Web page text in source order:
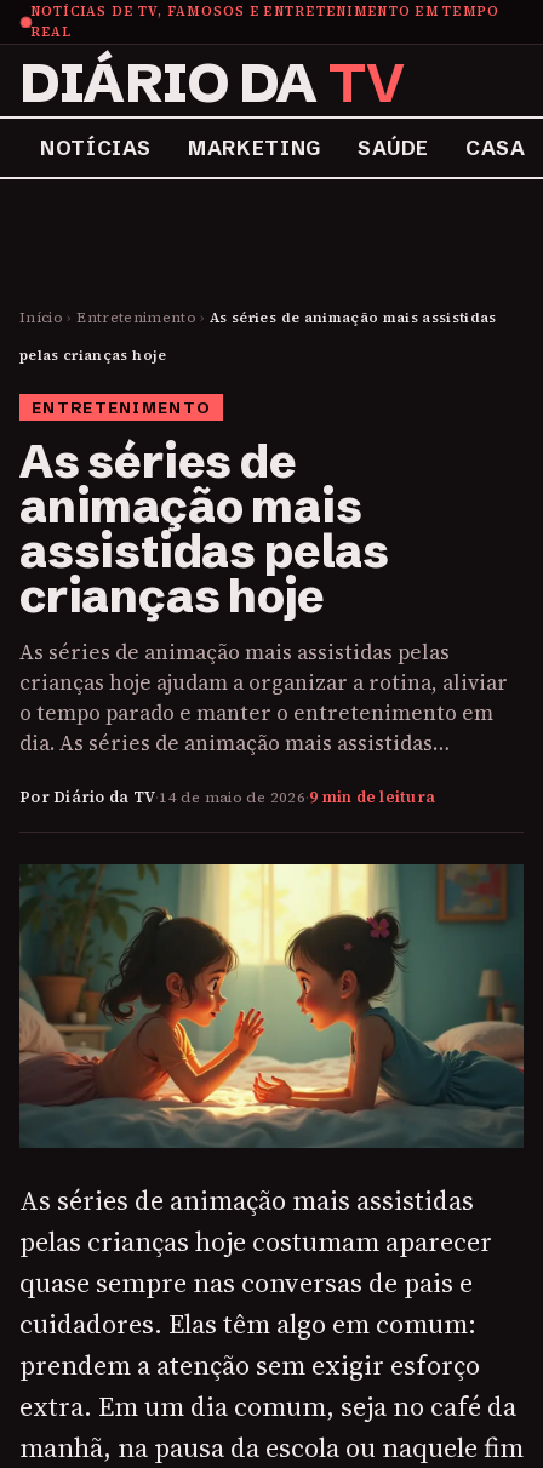
NOTÍCIAS DE TV, FAMOSOS E ENTRETENIMENTO EM TEMPO
REAL
DIÁRIO DATV
NOTÍCIAS MARKETING SAÚDE CASA
Início › Entretenimento › As séries de animação mais assistidas
pelas crianças hoje
ENTRETENIMENTO
As séries de
animação mais
assistidas pelas
crianças hoje
As séries de animação mais assistidas pelas
crianças hoje ajudam a organizar a rotina, aliviar
o tempo parado e manter o entretenimento em
dia. As séries de animação mais assistidas…
Por Diário da TV·14 de maio de 2026·9 min de leitura
As séries de animação mais assistidas
pelas crianças hoje costumam aparecer
quase sempre nas conversas de pais e
cuidadores. Elas têm algo em comum:
prendem a atenção sem exigir esforço
extra. Em um dia comum, seja no café da
manhã, na pausa da escola ou naquele fim